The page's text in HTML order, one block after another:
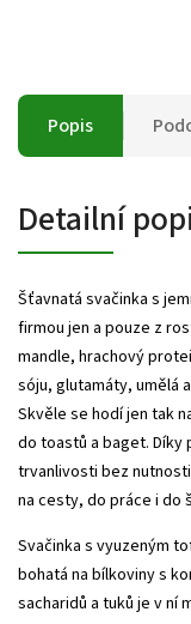
Popis
Detailní
Šťavnatá svačinka s
firmou jen a pouze z
mandle, hrachový
sóju, glutamáty, umělá
Skvěle se hodí jen tak
do toastů a baget. Díky
trvanlivosti bez
na cesty, do práce i do
Svačinka s vyuzeným
bohatá na bílkoviny s
sacharidů a tuků je v ní